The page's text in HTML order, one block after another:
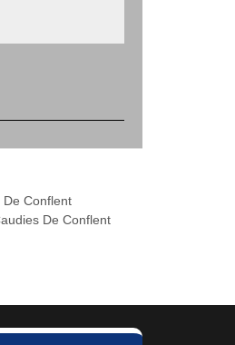
Conflent
De Conflent